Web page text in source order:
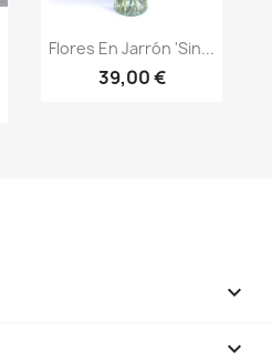
Vista rápida
Flores En Jarrón 'Sin...
39,00 €

